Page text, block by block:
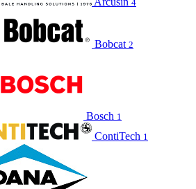
4
Bobcat 2
Bosch 1
ContiTech 1